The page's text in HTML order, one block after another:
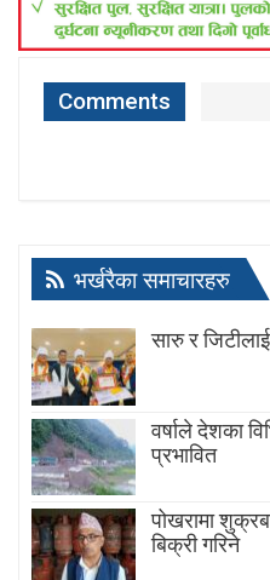
Comments
भर्खरैका समाचारहरु
सारु र
वर्षाले देशका
प्रभावित
पोखरामा
बिक्री गरिने